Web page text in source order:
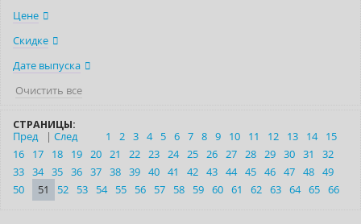
Цене
Скидке
Дате выпуска
Очистить все
СТРАНИЦЫ:
Пред
| След 1 2 3 4 5 6 7 8 9 10 11 12 13 14
15
16
17 18 19 20 21 22 23 24 25 26 27 28 29 30 31
32
33 34 35 36 37 38 39 40 41 42 43 44 45 46 47 48 49
50
51 52 53 54 55 56 57 58 59 60 61 62 63 64 65 66